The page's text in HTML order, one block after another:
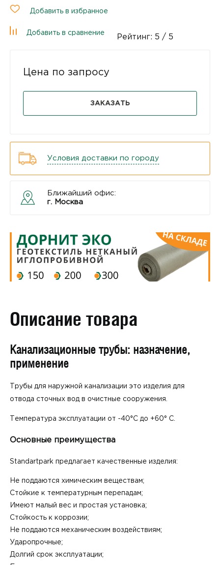
Добавить в избранное
Добавить в сравнение
Рейтинг: 5 / 5
Цена по запросу
ЗАКАЗАТЬ
Условия доставки по городу
Ближайший офис:
г. Москва
Описание товара
Канализационные трубы: назначение,
применение
Трубы для наружной канализации это изделия для
отвода сточных вод в очистные сооружения.
Температура эксплуатации от -40°С до +60° С.
Основные преимущества
Standartpark предлагает качественные изделия:
Не поддаются химическим веществам;
Стойкие к температурным перепадам;
Имеют малый вес и простая установка;
Стойкость к коррозии;
Не поддаются механическим воздействиям;
Ударопрочные;
Долгий срок эксплуатации;